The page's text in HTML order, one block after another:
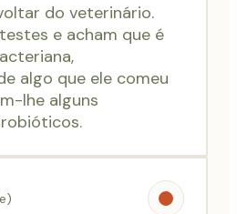
do veterinário.
e acham que é
algo que ele comeu
lhe alguns